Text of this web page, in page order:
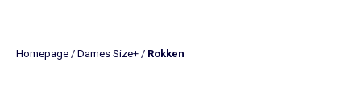
Homepage / Dames Size+ / Rokken